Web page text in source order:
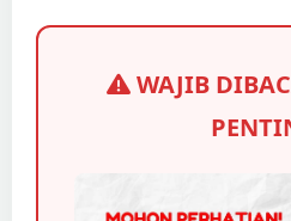
WAJIB